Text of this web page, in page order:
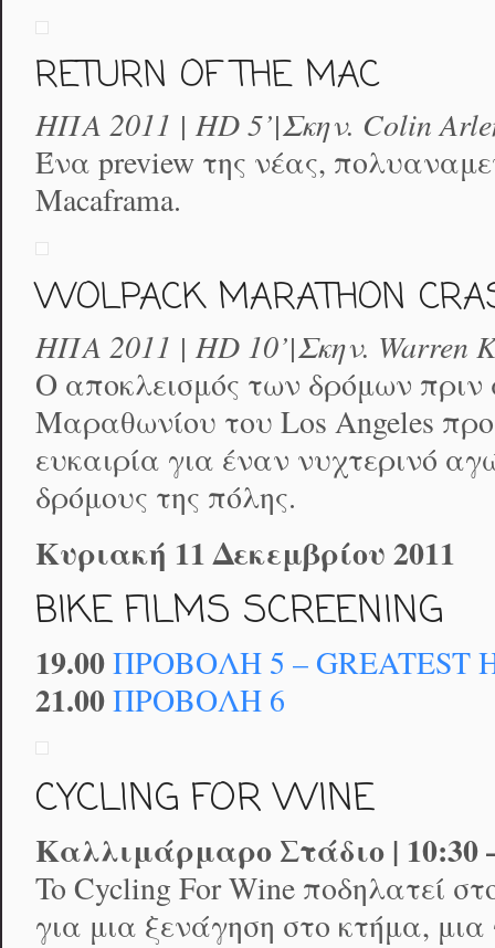
RETURN OF THE MAC
ΗΠΑ 2011 | HD 5’|Σκην. Colin
Ένα preview της νέας,
Macaframa.
WOLPACK MARATHON
ΗΠΑ 2011 | HD 10’|Σκην. Warren
Ο αποκλεισμός των δρόμων
Μαραθωνίου του Los Angeles
ευκαιρία για έναν νυχτερινό
δρόμους της πόλης.
Κυριακή 11 Δεκεμβρίου 2011
BIKE FILMS SCREENING
19.00ΠΡΟΒΟΛΗ 5 – GREATEST
21.00ΠΡΟΒΟΛΗ 6
CYCLING FOR WINE
Καλλιμάρμαρο Στάδιο | 10:30
To Cycling For Wine ποδηλατεί
για μια ξενάγηση στο κτήμα, μια